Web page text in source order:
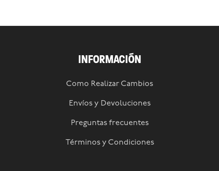
INFORMACIÓN
Como Realizar Cambios
Envíos y Devoluciones
Preguntas frecuentes
Términos y Condiciones